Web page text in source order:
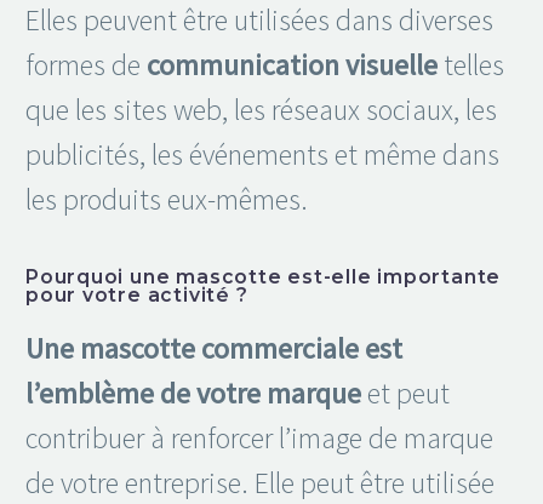
Elles peuvent être utilisées dans diverses
formes de communication visuelletelles
que les sites web, les réseaux sociaux, les
publicités, les événements et même dans
les produits eux-mêmes.
Pourquoi une mascotte est-elle importante
pour votre activité ?
Une mascotte commerciale est
l’emblème de votre marqueet peut
contribuer à renforcer l’image de marque
de votre entreprise. Elle peut être utilisée